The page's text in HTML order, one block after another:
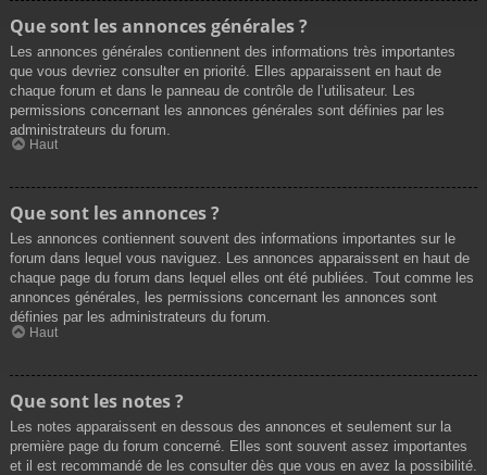
Que sont les annonces générales ?
Les annonces générales contiennent des informations très importantes
que vous devriez consulter en priorité. Elles apparaissent en haut de
chaque forum et dans le panneau de contrôle de l’utilisateur. Les
permissions concernant les annonces générales sont définies par les
administrateurs du forum.
Haut
Que sont les annonces ?
Les annonces contiennent souvent des informations importantes sur le
forum dans lequel vous naviguez. Les annonces apparaissent en haut de
chaque page du forum dans lequel elles ont été publiées. Tout comme les
annonces générales, les permissions concernant les annonces sont
définies par les administrateurs du forum.
Haut
Que sont les notes ?
Les notes apparaissent en dessous des annonces et seulement sur la
première page du forum concerné. Elles sont souvent assez importantes
et il est recommandé de les consulter dès que vous en avez la possibilité.